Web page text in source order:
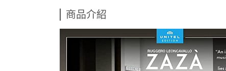
商品介紹